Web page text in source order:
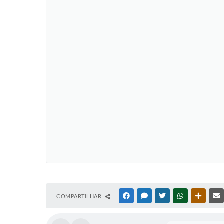
COMPARTILHAR FACEBOOKMESSENGER
TWITTERWHATSAPP